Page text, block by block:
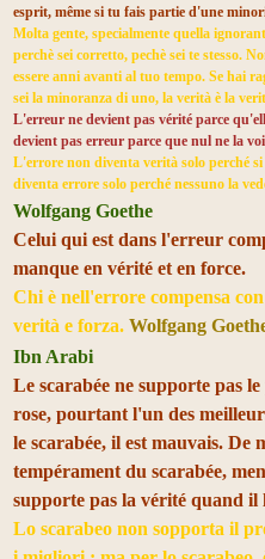
esprit, même si tu fais partie d'une
Molta gente, specialmente quella
perchè sei corretto, pechè sei te stesso.
essere anni avanti al tuo tempo. Se hai
sei la minoranza di uno, la verità è la
L'erreur ne devient pas vérité parce
devient pas erreur parce que nul ne la
L'errore non diventa verità solo perché
diventa errore solo perché nessuno la
Wolfgang Goethe
Celui qui est dans l'erreur
manque en vérité et en force.
Chi è nell'errore compensa
verità e forza. Wolfgang
Ibn Arabi
Le scarabée ne supporte pas
rose, pourtant l'un des
le scarabée, il est mauvais. De
tempérament du scarabée,
supporte pas la vérité quand il
Lo scarabeo non sopporta il